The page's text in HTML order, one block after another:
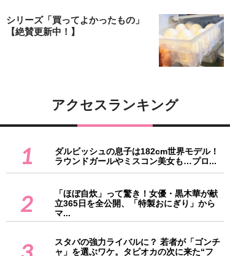
シリーズ「買ってよかったもの」
【絶賛更新中！】
アクセスランキング
1
ダルビッシュの息子は182cm世界モデル！
ラウンドガールやミスコン美女も…プロ...
2
「ほぼ自炊」って驚き！女優・黒木華が献
立365日を全公開、「特製おにぎり」から
マ...
スタバの強力ライバルに？ 若者が「ゴンチ
ャ」を選ぶワケ。タピオカの次に来た“フ